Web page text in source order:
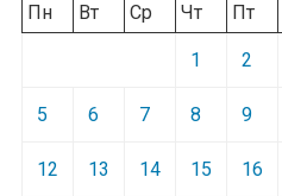
Пн
Вт Ср Чт Пт
1 2
5 6 7 8 9
12 13 14 15 16